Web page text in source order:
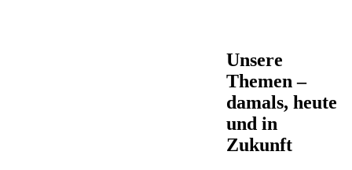
Unsere
Themen –
damals, heute
und in
Zukunft